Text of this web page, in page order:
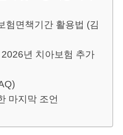
험면책기간 활용법 (김
년 치아보험 추가
마지막 조언